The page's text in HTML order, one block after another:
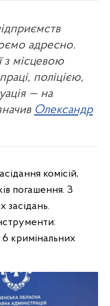
адресно.
з місцевою
поліцією,
— на
Олександр
комісій,
погашення. З
засідань.
6 кримінальних